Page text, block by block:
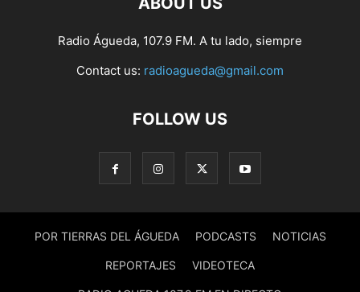
Radio Águeda, 107.9 FM. A tu lado, siempre
Contact us: radioagueda@gmail.com
FOLLOW US
POR TIERRAS DEL ÁGUEDA PODCASTS NOTICIAS
REPORTAJES VIDEOTECA